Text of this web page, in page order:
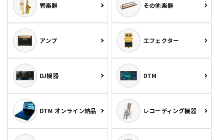
管楽器 その他楽器
アンプ エフェクター
DJ機器 DTM
DTM オンライン納品 レコーディング機器